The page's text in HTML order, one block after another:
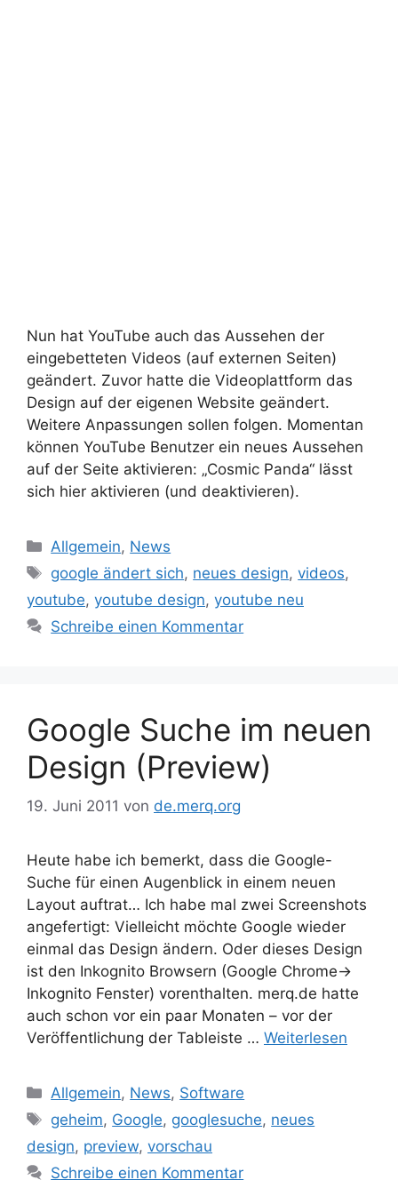
Nun hat YouTube auch das Aussehen der
eingebetteten Videos (auf externen Seiten)
geändert. Zuvor hatte die Videoplattform das
Design auf der eigenen Website geändert.
Weitere Anpassungen sollen folgen. Momentan
können YouTube Benutzer ein neues Aussehen
auf der Seite aktivieren: „Cosmic Panda“ lässt
sich hier aktivieren (und deaktivieren).
Kategorien
Allgemein, News
Schlagwörter
google ändert sich, neues design,videos,
youtube, youtube design, youtube neu
Schreibe einen Kommentar
Google Suche im neuen
Design (Preview)
19. Juni 2011 von de.merq.org
Heute habe ich bemerkt, dass die Google-
Suche für einen Augenblick in einem neuen
Layout auftrat… Ich habe mal zwei Screenshots
angefertigt: Vielleicht möchte Google wieder
einmal das Design ändern. Oder dieses Design
ist den Inkognito Browsern (Google Chrome->
Inkognito Fenster) vorenthalten. merq.de hatte
auch schon vor ein paar Monaten – vor der
Veröffentlichung der Tableiste … Weiterlesen
Kategorien
Allgemein, News, Software
Schlagwörter
geheim, Google, googlesuche, neues
design, preview, vorschau
Schreibe einen Kommentar